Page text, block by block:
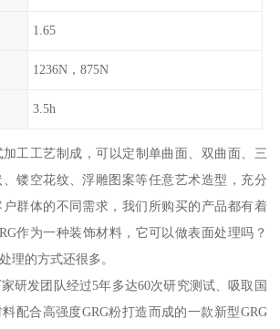
1.65
1236N，875N
3.5h
加工工艺制成，可以定制单曲面、双曲面、三
镂空花纹、浮雕图案等任意艺术造型，充分
群体的不同需求，我们所购买的产品都有着
作为一种装饰材料，它可以做表面处理吗？
理的方式还很多。
研发团队经过5年多达60次研究测试、吸取国
配合高强度GRG粉打造而成的一款新型GRG